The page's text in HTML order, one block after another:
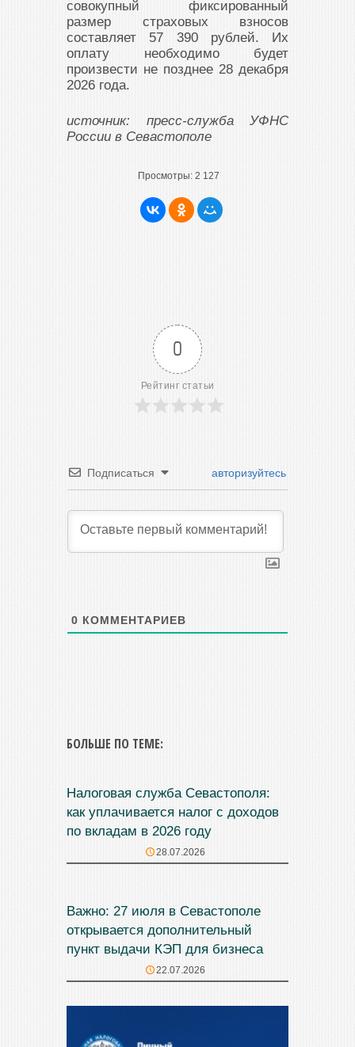
совокупный фиксированный
размер страховых взносов
составляет 57 390 рублей. Их
оплату необходимо будет
произвести не позднее 28 декабря
2026 года.
источник: пресс-служба УФНС
России в Севастополе
Просмотры: 2 127
0
Рейтинг статьи
Подписаться авторизуйтесь
0 КОММЕНТАРИЕВ
БОЛЬШЕ ПО ТЕМЕ:
Налоговая служба Севастополя:
как уплачивается налог с доходов
по вкладам в 2026 году
28.07.2026
Важно: 27 июля в Севастополе
открывается дополнительный
пункт выдачи КЭП для бизнеса
22.07.2026